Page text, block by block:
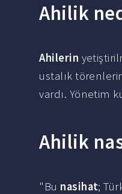
Ahilik
Ahilerin
ustalık
vardı. Yönetim
Ahilik
"Bu nasihat;